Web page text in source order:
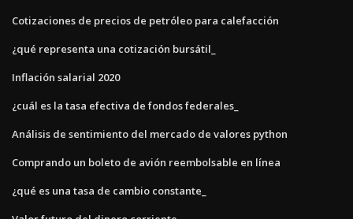
Cotizaciones de precios de petróleo para calefacción
¿qué representa una cotización bursátil_
Inflación salarial 2020
¿cuál es la tasa efectiva de fondos federales_
Análisis de sentimiento del mercado de valores python
Comprando un boleto de avión reembolsable en línea
¿qué es una tasa de cambio constante_